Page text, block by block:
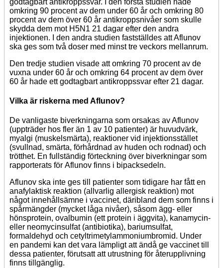
omkring 90 procent av dem under 60 år och omkring 80
procent av dem över 60 år antikroppsnivåer som skulle
skydda dem mot H5N1 21 dagar efter den andra
injektionen. I den andra studien fastställdes att Aflunov
ska ges som två doser med minst tre veckors mellanrum.
Den tredje studien visade att omkring 70 procent av de
vuxna under 60 år och omkring 64 procent av dem över
60 år hade ett godtagbart antikroppssvar efter 21 dagar.
Vilka är riskerna med Aflunov?
De vanligaste biverkningarna som orsakas av Aflunov
(uppträder hos fler än 1 av 10 patienter) är huvudvärk,
myalgi (muskelsmärta), reaktioner vid injektionsstället
(svullnad, smärta, förhårdnad av huden och rodnad) och
trötthet. En fullständig förteckning över biverkningar som
rapporterats för Aflunov finns i bipacksedeln.
Aflunov ska inte ges till patienter som tidigare har fått en
anafylaktisk reaktion (allvarlig allergisk reaktion) mot
något innehållsämne i vaccinet, däribland dem som finns i
spårmängder (mycket låga nivåer), såsom ägg- eller
hönsprotein, ovalbumin (ett protein i äggvita), kanamycin-
eller neomycinsulfat (antibiotika), bariumsulfat,
formaldehyd och cetyltrimetylammoniumbromid. Under
en pandemi kan det vara lämpligt att ändå ge vaccinet till
dessa patienter, förutsatt att utrustning för återupplivning
finns tillgänglig.